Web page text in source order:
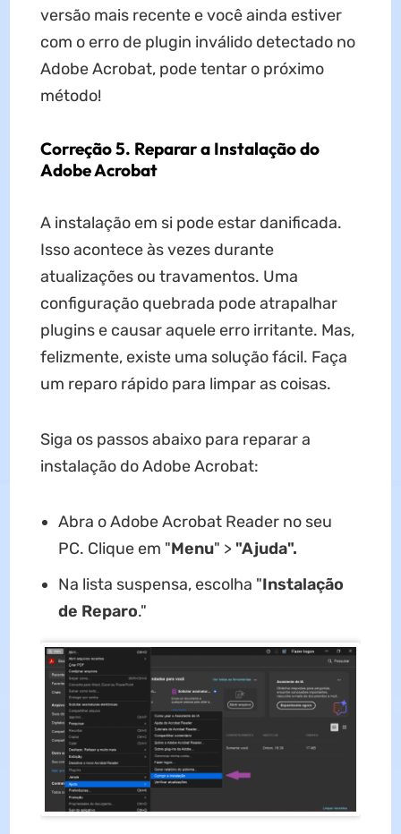
versão mais recente e você ainda estiver
com o erro de plugin inválido detectado no
Adobe Acrobat, pode tentar o próximo
método!
Correção 5. Reparar a Instalação do
Adobe Acrobat
A instalação em si pode estar danificada.
Isso acontece às vezes durante
atualizações ou travamentos. Uma
configuração quebrada pode atrapalhar
plugins e causar aquele erro irritante. Mas,
felizmente, existe uma solução fácil. Faça
um reparo rápido para limpar as coisas.
Siga os passos abaixo para reparar a
instalação do Adobe Acrobat:
Abra o Adobe Acrobat Reader no seu
PC. Clique em "Menu" > "Ajuda".
Na lista suspensa, escolha "Instalação
de Reparo."